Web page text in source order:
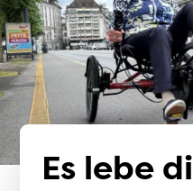
Es lebe